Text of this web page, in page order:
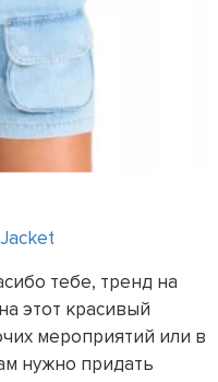
тебе, тренд на
этот красивый
мероприятий или в
нужно придать